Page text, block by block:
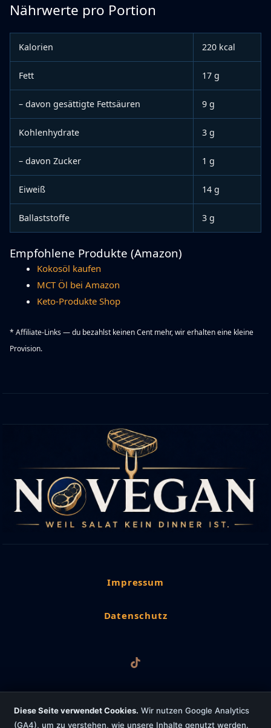
Nährwerte pro Portion
Kalorien 220 kcal
Fett 17 g
– davon gesättigte Fettsäuren 9 g
Kohlenhydrate 3 g
– davon Zucker 1 g
Eiweiß 14 g
Ballaststoffe 3 g
Empfohlene Produkte (Amazon)
Kokosöl kaufen
MCT Öl bei Amazon
Keto-Produkte Shop
* Affiliate-Links — du bezahlst keinen Cent mehr, wir erhalten eine kleine
Provision.
Impressum
Datenschutz
Diese Seite verwendet Cookies. Wir nutzen Google Analytics
(GA4), um zu verstehen, wie unsere Inhalte genutzt werden.